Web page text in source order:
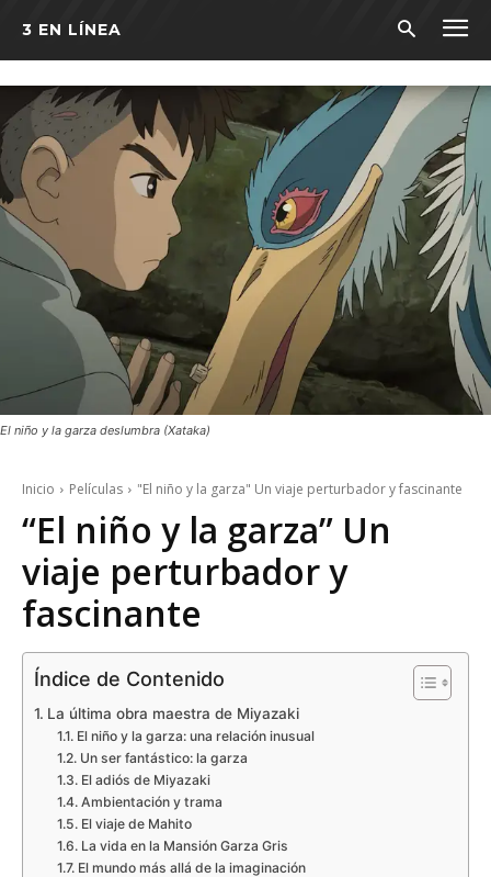
3 EN LÍNEA
El niño y la garza deslumbra (Xataka)
Inicio Películas "El niño y la garza" Un viaje perturbador y fascinante
“El niño y la garza” Un
viaje perturbador y
fascinante
Índice de Contenido
La última obra maestra de Miyazaki
El niño y la garza: una relación inusual
Un ser fantástico: la garza
El adiós de Miyazaki
Ambientación y trama
El viaje de Mahito
La vida en la Mansión Garza Gris
El mundo más allá de la imaginación